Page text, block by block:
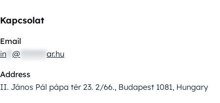
Kapcsolat
Email
in @ ar.hu
Address
II. János Pál pápa tér 23. 2/66., Budapest 1081, Hungary